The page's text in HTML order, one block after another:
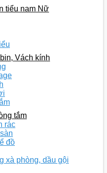
tiểu nam Nữ
Vách kính
tắm
rác
đồ
xà phòng, dầu gội